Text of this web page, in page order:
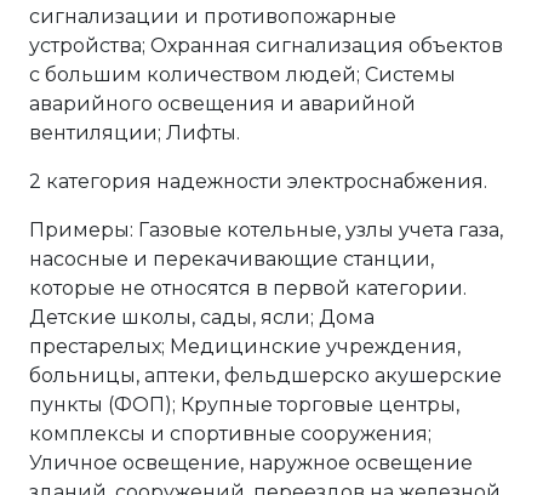
сигнализации и противопожарные
устройства; Охранная сигнализация объектов
с большим количеством людей; Системы
аварийного освещения и аварийной
вентиляции; Лифты.
2 категория надежности электроснабжения.
Примеры: Газовые котельные, узлы учета газа,
насосные и перекачивающие станции,
которые не относятся в первой категории.
Детские школы, сады, ясли; Дома
престарелых; Медицинские учреждения,
больницы, аптеки, фельдшерско акушерские
пункты (ФОП); Крупные торговые центры,
комплексы и спортивные сооружения;
Уличное освещение, наружное освещение